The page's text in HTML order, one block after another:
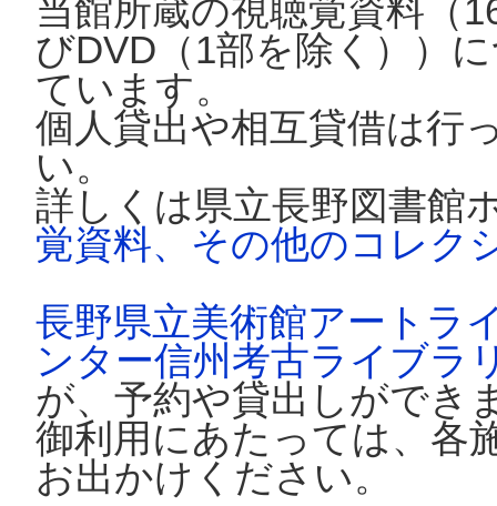
当館所蔵の視聴覚資料（
びDVD（1部を除く））
ています。
個人貸出や相互貸借は行
い。
詳しくは県立長野図書館
覚資料、その他のコレク
長野県立美術館アートラ
ンター信州考古ライブラ
が、予約や貸出しができ
御利用にあたっては、各
お出かけください。